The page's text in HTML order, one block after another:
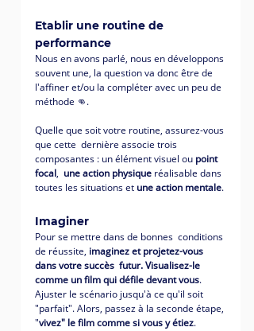
Etablir une routine de
performance
Nous en avons parlé, nous en développons
souvent une, la question va donc être de
l'affiner et/ou la compléter avec un peu de
méthode 👊.
Quelle que soit votre routine, assurez-vous
que cette  dernière associe trois
composantes : un élément visuel ou point
focal, une action physique réalisable dans
toutes les situations et une action mentale.
Imaginer
Pour se mettre dans de bonnes  conditions
de réussite, imaginez et projetez-vous
dans votre succès  futur. Visualisez-le
comme un film qui défile devant vous.
Ajuster le scénario jusqu'à ce qu'il soit
"parfait". Alors, passez à la seconde étape,
"vivez" le film comme si vous y étiez.